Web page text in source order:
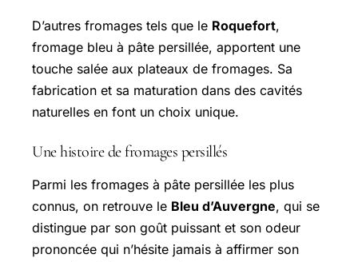
D’autres fromages tels que le Roquefort,
fromage bleu à pâte persillée, apportent une
touche salée aux plateaux de fromages. Sa
fabrication et sa maturation dans des cavités
naturelles en font un choix unique.
Une histoire de fromages persillés
Parmi les fromages à pâte persillée les plus
connus, on retrouve le Bleu d’Auvergne, qui se
distingue par son goût puissant et son odeur
prononcée qui n’hésite jamais à affirmer son